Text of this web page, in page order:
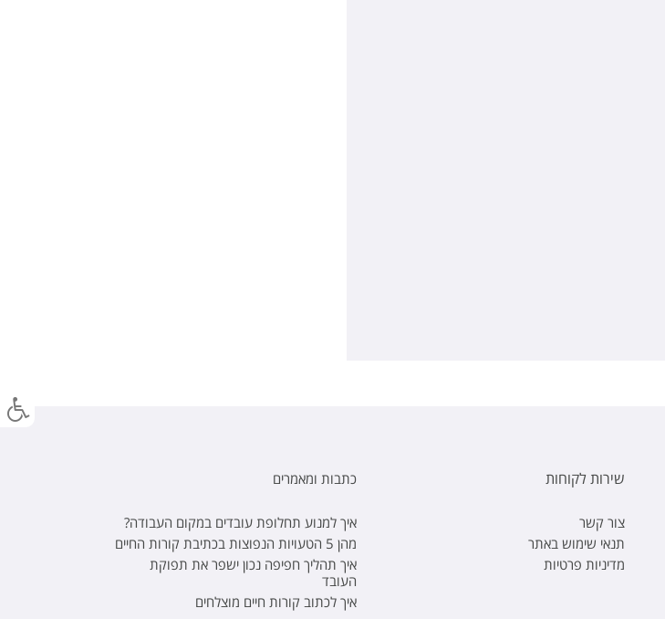
שירות לקוחות
צור קשר
תנאי שימוש באתר
מדיניות פרטיות
כתבות ומאמרים
איך למנוע תחלופת עובדים במקום העבודה?
מהן 5 הטעויות הנפוצות בכתיבת קורות החיים
איך תהליך חפיפה נכון ישפר את תפוקת
העובד
איך לכתוב קורות חיים מוצלחים